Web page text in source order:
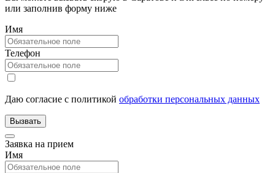
или заполнив форму ниже
Имя
Телефон
Даю согласие с политикой обработки персональных данных
Заявка на прием
Имя